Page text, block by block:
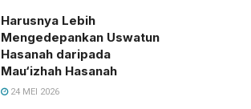
Harusnya Lebih
Mengedepankan Uswatun
Hasanah daripada
Mau‘izhah Hasanah
24 MEI 2026